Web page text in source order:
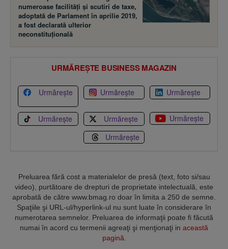
numeroase facilităţi şi scutiri de taxe,
adoptată de Parlament în aprilie 2019,
a fost declarată ulterior
neconstituţională
URMĂREȘTE BUSINESS MAGAZIN
Urmărește Urmărește Urmărește
Urmărește Urmărește
Urmărește
Urmărește
Preluarea fără cost a materialelor de presă (text, foto si/sau
video), purtătoare de drepturi de proprietate intelectuală, este
aprobată de către www.bmag.ro doar în limita a 250 de semne.
Spaţiile şi URL-ul/hyperlink-ul nu sunt luate în considerare în
numerotarea semnelor. Preluarea de informaţii poate fi făcută
numai în acord cu termenii agreaţi şi menţionaţi in această
pagină